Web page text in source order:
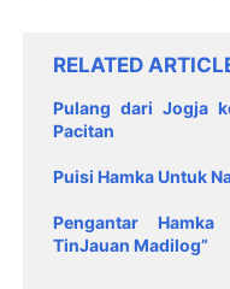
RELATED
Pulang dari Jogja
Pacitan
Puisi Hamka Untuk
Pengantar
TinJauan Madilog”